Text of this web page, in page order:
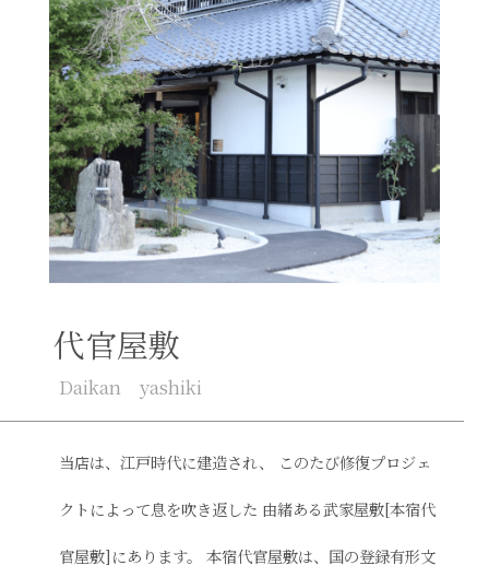
代官屋敷
Daikan yashiki
当店は、江戸時代に建造され、 このたび修復プロジェ
クトによって息を吹き返した 由緒ある武家屋敷[本宿代
官屋敷]にあります。 本宿代官屋敷は、国の登録有形文